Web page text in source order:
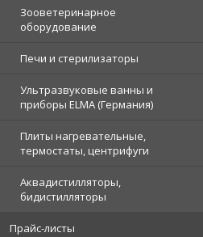
Зооветеринарное
оборудование
Печи и стерилизаторы
Ультразвуковые ванны и
приборы ELMA (Германия)
Плиты нагревательные,
термостаты, центрифуги
Аквадистилляторы,
бидистилляторы
Прайс-листы